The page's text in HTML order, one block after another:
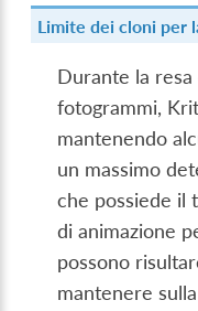
Limite dei cloni per
Durante la resa
fotogrammi,
mantenendo
un massimo
che possiede il
di animazione
possono
mantenere